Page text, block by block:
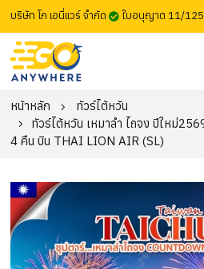
บริษัท โก เอนี่แวร์ จำกัด ใบอนุญาต 11/
หน้าหลัก
ทัวร์ไต้หวัน
ทัวร์ไต้หวัน เหมาลำ ไถจง ปีใหม่
4 คืน บิน THAI LION AIR (SL)